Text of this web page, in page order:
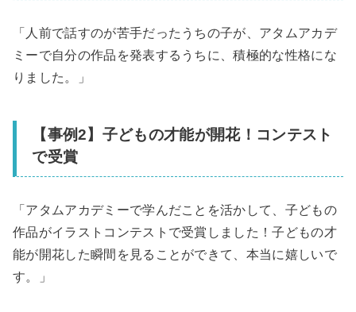
「人前で話すのが苦手だったうちの子が、アタムアカデ
ミーで自分の作品を発表するうちに、積極的な性格にな
りました。」
【事例2】子どもの才能が開花！コンテスト
で受賞
「アタムアカデミーで学んだことを活かして、子どもの
作品がイラストコンテストで受賞しました！子どもの才
能が開花した瞬間を見ることができて、本当に嬉しいで
す。」